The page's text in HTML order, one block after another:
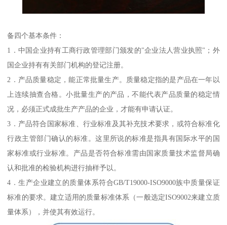
备四个基本条件：
1．中国企业持有工商行政管理部门颁发的"企业法人营业执照"；外
国企业持有有关部门机构的登记注册。
2．产品质量稳定，能正常批量生产。质量稳定指的是产品在一年以
上连续抽查合格。小批量生产的产品，不能代表产品质量的稳定情
况，必须正式成批生产产品的企业，才能有申请认证。
3．产品符合国家标准、行业标准及其补充技术要求，或符合标准化
行政主管部门确认的标准。这里所说的标准是指具有国际水平的国
家标准或行业标准。产品是否符合标准需由国家质量技术监督局确
认和批准的检验机构进行抽样予以。
4．生产企业建立的质量体系符合GB/T19000-ISO9000族中质量保证
标准的要求。建立适用的质量标准体系（一般选定ISO9002来建立质
量体系），并使其有效运行。